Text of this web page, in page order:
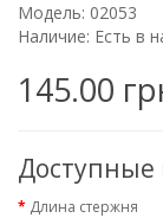
Модель: 02053
Наличие: Есть в
145.00
Доступные
Длина стержня